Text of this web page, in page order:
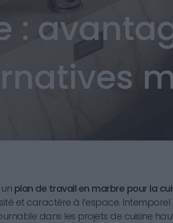
:
plan de travail en marbre pour la
et caractère à l’espace.
dans les projets de cuisine